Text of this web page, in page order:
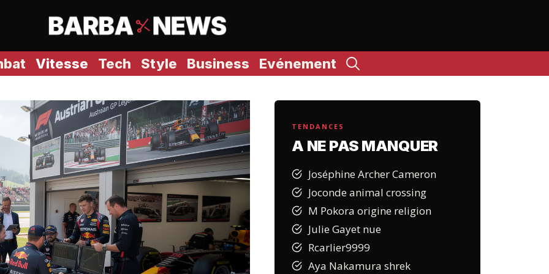
Vitesse Tech Style Business Evénement
TENDANCES
A NE PAS MANQUER
Joséphine Archer Cameron
Joconde animal crossing
M Pokora origine religion
Julie Gayet nue
Rcarlier9999
Aya Nakamura shrek